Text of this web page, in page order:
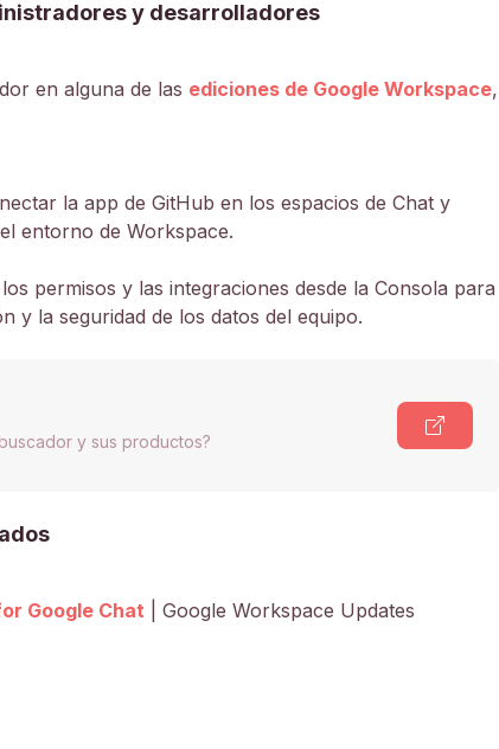
y desarrolladores
en alguna de las ediciones de Google Workspace,
la app de GitHub en los espacios de Chat y
entorno de Workspace.
permisos y las integraciones desde la Consola para
y la seguridad de los datos del equipo.
y sus productos?
Google Chat | Google Workspace Updates